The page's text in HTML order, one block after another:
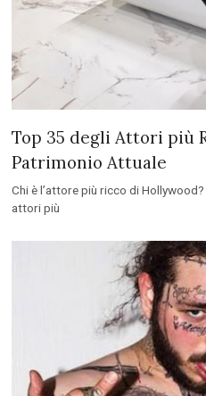
Top 35 degli Attori più
Patrimonio Attuale
Chi è l’attore più ricco di
attori più